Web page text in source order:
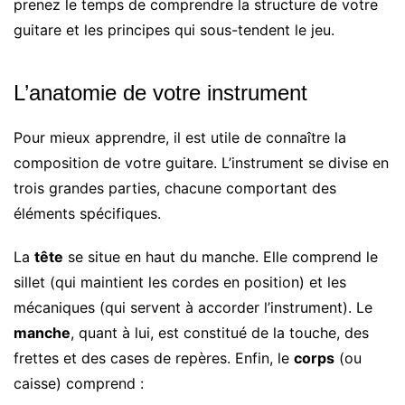
prenez le temps de comprendre la structure de votre
guitare et les principes qui sous-tendent le jeu.
L’anatomie de votre instrument
Pour mieux apprendre, il est utile de connaître la
composition de votre guitare. L’instrument se divise en
trois grandes parties, chacune comportant des
éléments spécifiques.
La tête se situe en haut du manche. Elle comprend le
sillet (qui maintient les cordes en position) et les
mécaniques (qui servent à accorder l’instrument). Le
manche, quant à lui, est constitué de la touche, des
frettes et des cases de repères. Enfin, le corps (ou
caisse) comprend :